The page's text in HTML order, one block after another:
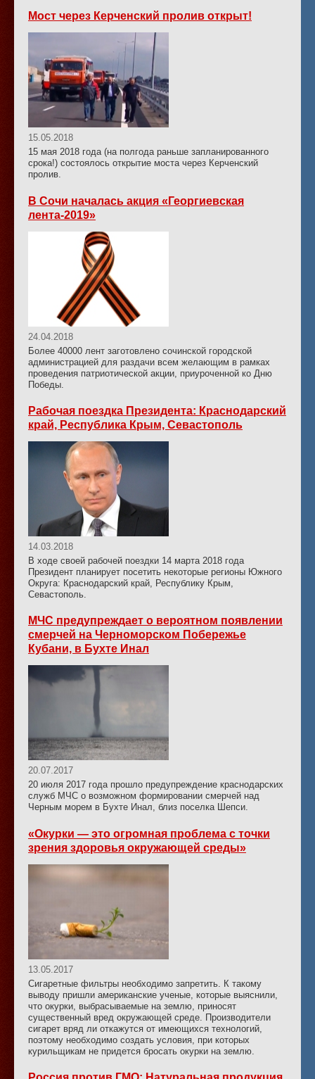
Мост через Керченский пролив открыт!
15.05.2018
15 мая 2018 года (на полгода раньше запланированного
срока!) состоялось открытие моста через Керченский
пролив.
В Сочи началась акция «Георгиевская
лента-2019»
24.04.2018
Более 40000 лент заготовлено сочинской городской
администрацией для раздачи всем желающим в рамках
проведения патриотической акции, приуроченной ко Дню
Победы.
Рабочая поездка Президента: Краснодарский
край, Республика Крым, Севастополь
14.03.2018
В ходе своей рабочей поездки 14 марта 2018 года
Президент планирует посетить некоторые регионы Южного
Округа: Краснодарский край, Республику Крым,
Севастополь.
МЧС предупреждает о вероятном появлении
смерчей на Черноморском Побережье
Кубани, в Бухте Инал
20.07.2017
20 июля 2017 года прошло предупреждение краснодарских
служб МЧС о возможном формировании смерчей над
Черным морем в Бухте Инал, близ поселка Шепси.
«Окурки — это огромная проблема с точки
зрения здоровья окружающей среды»
13.05.2017
Сигаретные фильтры необходимо запретить. К такому
выводу пришли американские ученые, которые выяснили,
что окурки, выбрасываемые на землю, приносят
существенный вред окружающей среде. Производители
сигарет вряд ли откажутся от имеющихся технологий,
поэтому необходимо создать условия, при которых
курильщикам не придется бросать окурки на землю.